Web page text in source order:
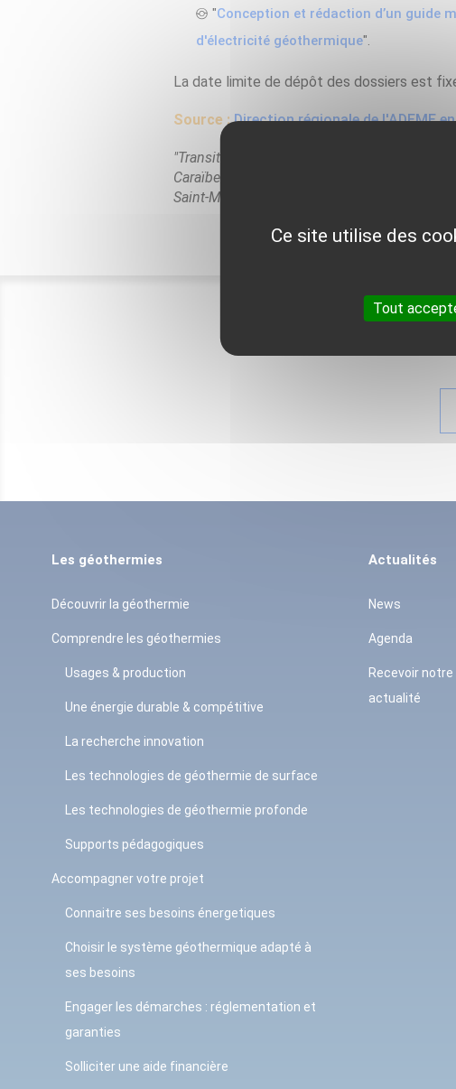
"Conception et rédaction d’un guide
d'électricité géothermique".
La date limite de dépôt des dossiers est
Source :Direction régionale de l'ADEME
"Transition Energétique dans la Caraïbe (TEC)
Caraïbes est un programme de Coopération
Saint-Martin de mettre en oeuvre des projets
Les géothermies
Découvrir la géothermie
Comprendre les géothermies
Usages & production
Une énergie durable & compétitive
La recherche innovation
Les technologies de géothermie de surface
Les technologies de géothermie profonde
Supports pédagogiques
Accompagner votre projet
Connaitre ses besoins énergetiques
Choisir le système géothermique adapté à
ses besoins
Engager les démarches : réglementation et
garanties
Solliciter une aide financière
Actualités
News
Agenda
Recevoir notre
actualité
Ce site utilise des
Tout